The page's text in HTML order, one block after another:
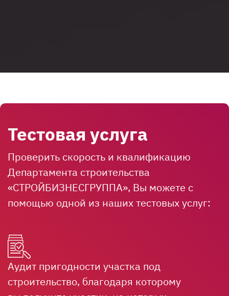
Тестовая услуга
Проверить скорость и квалификацию
Департамента строительства
«СТРОЙБИЗНЕСГРУППА», Вы можете с
помощью одной из наших тестовых услуг:
Аудит пригодности участка под
строительство, благодаря которому